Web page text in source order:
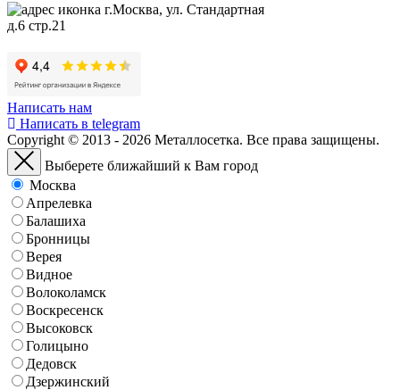
г.Москва, ул. Стандартная
д.6 стр.21
Написать нам
Написать в telegram
Copyright © 2013 - 2026 Металлосетка. Все права защищены.
Выберете ближайший к Вам город
Москва
Апрелевка
Балашиха
Бронницы
Верея
Видное
Волоколамск
Воскресенск
Высоковск
Голицыно
Дедовск
Дзержинский